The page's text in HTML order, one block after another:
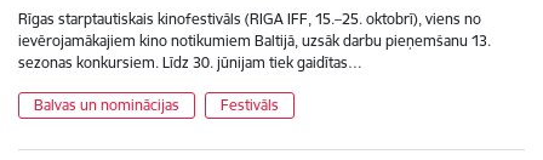
Rīgas starptautiskais kinofestivāls (RIGA IFF, 15.–25. oktobrī), viens no
ievērojamākajiem kino notikumiem Baltijā, uzsāk darbu pieņemšanu 13.
sezonas konkursiem. Līdz 30. jūnijam tiek gaidītas…
Balvas un nominācijas Festivāls